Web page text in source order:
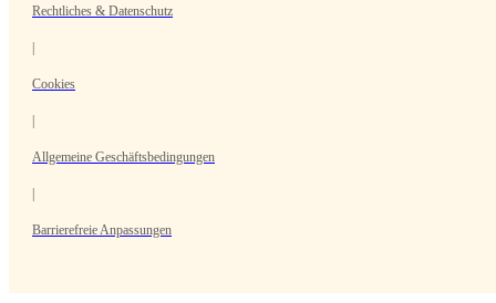
Rechtliches & Datenschutz
Cookies
Allgemeine Geschäftsbedingungen
Barrierefreie Anpassungen